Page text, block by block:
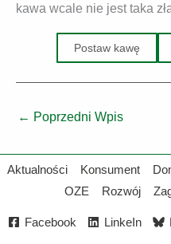
kawa wcale nie jest taka
Postaw kawę
← Poprzedni Wpis
Aktualności Konsument
OZE
Rozwój
Facebook LinkeIn